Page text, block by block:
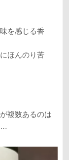
を感じる香
ほんのり苦
複数あるのは
…